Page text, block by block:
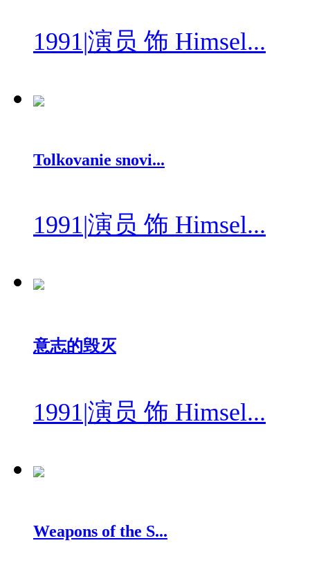
1991|演员 饰 Himsel...
Tolkovanie snovi...
1991|演员 饰 Himsel...
意志的毁灭
1991|演员 饰 Himsel...
Weapons of the S...